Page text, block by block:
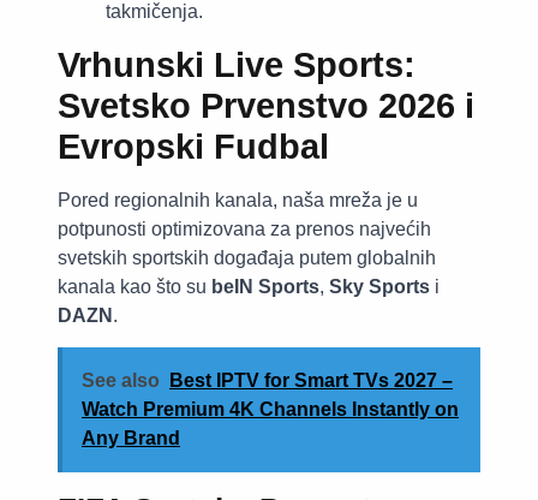
takmičenja.
Vrhunski Live Sports:
Svetsko Prvenstvo 2026 i
Evropski Fudbal
Pored regionalnih kanala, naša mreža je u
potpunosti optimizovana za prenos najvećih
svetskih sportskih događaja putem globalnih
kanala kao što su beIN Sports, Sky Sports i
DAZN .
See also
Best IPTV for Smart TVs 2027 –
Watch Premium 4K Channels Instantly on
Any Brand